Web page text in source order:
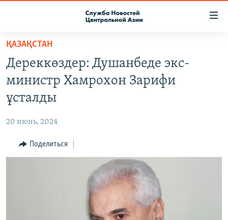
Вернуться
основному
содержанию
главной
Вернутся
ПОДПИСКА
КОНТАКТЫ
НАСТОЯЩЕЕ ВРЕМЯ
МИГРАНТ МЕДИА
ҚАЗАҚСТАН
Дереккөздер: Душанбеде экс-
министр Хамрохон Зарифи
ұсталды
20 июнь, 2024
Поделиться